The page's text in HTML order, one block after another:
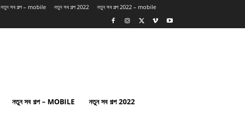
নতুন সব গল্প – mobile নতুন সব গল্প 2022 নতুন সব গল্প 2022 – mobile
নতুন সব গল্প – MOBILE নতুন সব গল্প 2022